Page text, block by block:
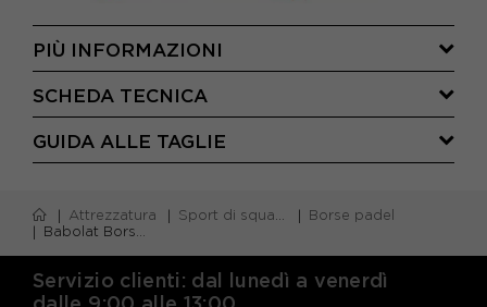
PIÙ INFORMAZIONI
SCHEDA TECNICA
GUIDA ALLE TAGLIE
Attrezzatura Sport di squadra
Borse padel
Babolat Borsa Padel Rh Pro Nero Giallo Bianco
Servizio clienti: dal lunedì a venerdì